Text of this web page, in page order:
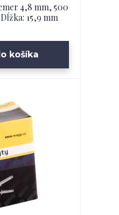
4,8 mm, 500
15,9 mm
košíka